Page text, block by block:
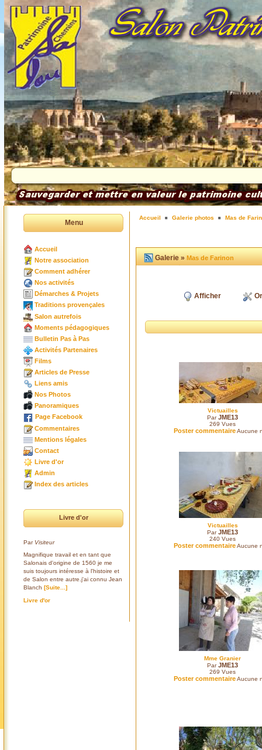
Menu
Accueil
Notre association
Comment adhérer
Nos activités
Démarches & Projets
Traditions provençales
Salon autrefois
Moments pédagogiques
Bulletin Pas à Pas
Activités Partenaires
Films
Articles de Presse
Liens amis
Nos Photos
Panoramiques
Page Facebook
Commentaires
Mentions légales
Contact
Livre d'or
Admin
Index des articles
Livre d'or
Par Visiteur
Magnifique travail et en tant que
Salonais d'origine de 1560 je me
suis toujours intéresse à l'histoire et
de Salon entre autre.j'ai connu Jean
Blanch [Suite...]
Livre d'or
Accueil Galerie photos Mas de
Galerie »Mas de Farinon
Afficher
Victuailles
ParJME13
269 Vues
Poster commentaireAucune
Victuailles
ParJME13
240 Vues
Poster commentaireAucune
Mme Granier
ParJME13
269 Vues
Poster commentaireAucune